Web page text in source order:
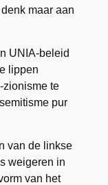
maar aan
UNIA-beleid
lippen
zionisme te
pur
van de linkse
weigeren in
van het